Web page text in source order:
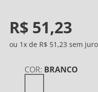
R$ 51,23
1 R$ 51 ,23
COR: BRANCO